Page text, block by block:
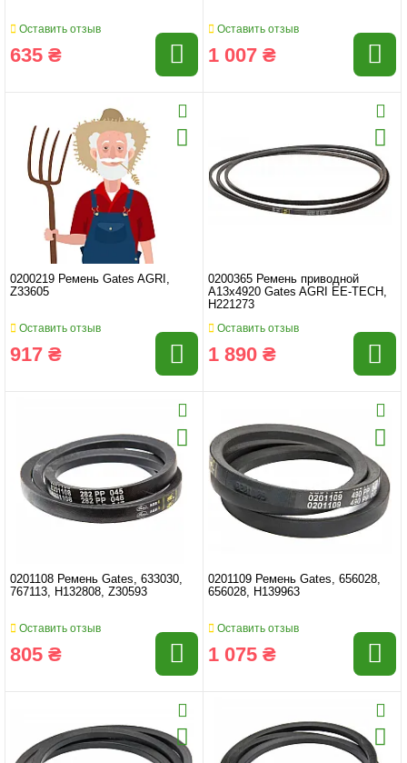
Оставить отзыв
635 ₴
Оставить отзыв
1 007 ₴
0200219 Ремень Gates AGRI,
Z33605
Оставить отзыв
917 ₴
0200365 Ремень приводной
A13x4920 Gates AGRI EE-TECH,
H221273
Оставить отзыв
1 890 ₴
0201108 Ремень Gates, 633030,
767113, H132808, Z30593
Оставить отзыв
805 ₴
0201109 Ремень Gates, 656028,
656028, H139963
Оставить отзыв
1 075 ₴